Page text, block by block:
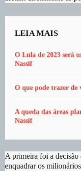
LEIA MAIS
O Lula de 2023 será
Nassif
O que pode trazer
A queda das áreas
Nassif
A primeira foi a
enquadrar os